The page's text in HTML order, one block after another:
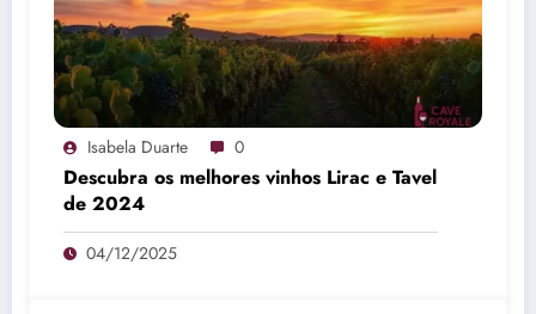
Isabela Duarte 0
Descubra os melhores vinhos Lirac e Tavel
de 2024
04/12/2025